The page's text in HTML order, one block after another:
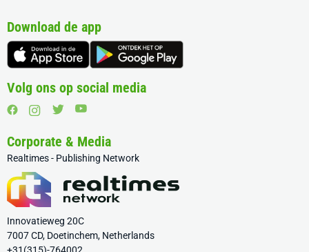
Download de app
Volg ons op social media
Corporate & Media
Realtimes - Publishing Network
Innovatieweg 20C
7007 CD, Doetinchem, Netherlands